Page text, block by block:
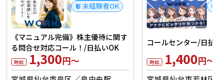
未経験者OK
《マニュアル完備》株主優待に関す
る問合せ対応コール！/日払いOK
時給 1,300円～
コールセンター/日
時給 1,400円～